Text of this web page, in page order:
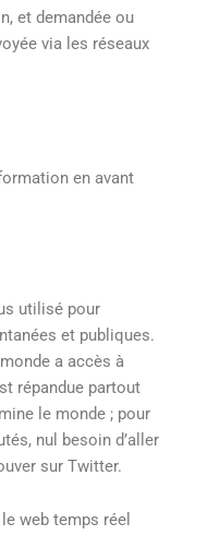
et demandée ou
via les réseaux
en avant
utilisé pour
et publiques.
a accès à
répandue partout
le monde ; pour
nul besoin d’aller
sur Twitter.
web temps réel